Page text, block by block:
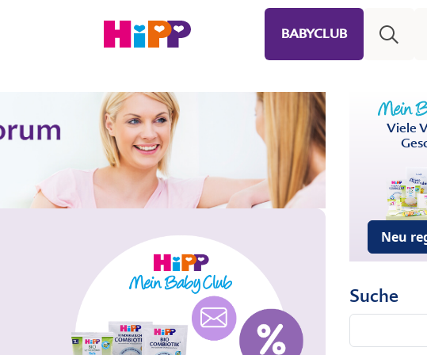
BABYCLUB
Viele
Neu
Suche